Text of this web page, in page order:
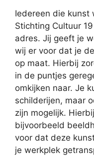
Iedereen die kunst
Stichting Cultuur
adres. Jij geeft je
wij er voor dat je
op maat. Hierbij
in de puntjes
omkijken naar. Je
schilderijen, maar
zijn mogelijk.
bijvoorbeeld
voor dat deze
je werkplek